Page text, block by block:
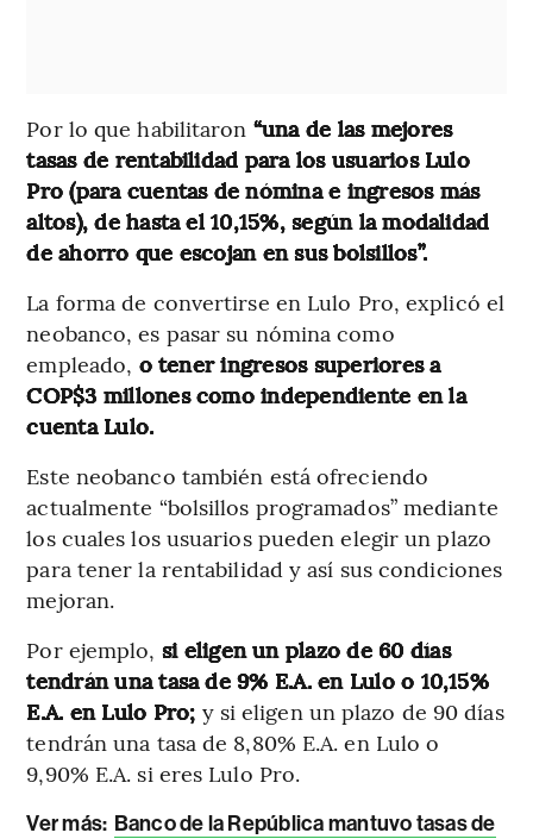
Por lo que habilitaron “una de las mejores
tasas de rentabilidad para los usuarios Lulo
Pro (para cuentas de nómina e ingresos más
altos), de hasta el 10,15%, según la modalidad
de ahorro que escojan en sus bolsillos”.
La forma de convertirse en Lulo Pro, explicó el
neobanco, es pasar su nómina como
empleado, o tener ingresos superiores a
COP$3 millones como independiente en la
cuenta Lulo.
Este neobanco también está ofreciendo
actualmente “bolsillos programados” mediante
los cuales los usuarios pueden elegir un plazo
para tener la rentabilidad y así sus condiciones
mejoran.
Por ejemplo, si eligen un plazo de 60 días
tendrán una tasa de 9% E.A. en Lulo o 10,15%
E.A. en Lulo Pro; y si eligen un plazo de 90 días
tendrán una tasa de 8,80% E.A. en Lulo o
9,90% E.A. si eres Lulo Pro.
Ver más: Banco de la República mantuvo tasas de